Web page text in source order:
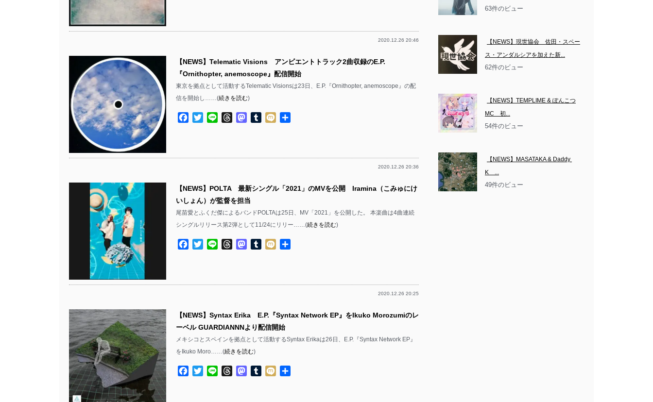
2020.12.26 20:46
【NEWS】Telematic Visions アンビエントトラック2曲収録のE.P.
『Ornithopter, anemoscope』配信開始
東京を拠点として活動するTelematic Visionsは23日、E.P.『Ornithopter, anemoscope』の配
信を開始し……(続きを読む)
Facebook
TwitterLine ThreadsMastodon
TumblrMixi
2020.12.26 20:36
【NEWS】POLTA 最新シングル「2021」のMVを公開 Iramina（こみゅにけ
いしょん）が監督を担当
尾苗愛とふくだ傑によるバンドPOLTAは25日、MV「2021」を公開した。 本楽曲は4曲連続
シングルリリース第2弾として11/24にリリー……(続きを読む)
Facebook
TwitterLine ThreadsMastodon
TumblrMixi
2020.12.26 20:25
【NEWS】Syntax Erika E.P.『Syntax Network EP』をIkuko Morozumiのレ
ーベル GUARDIANNNより配信開始
メキシコとスペインを拠点として活動するSyntax Erikaは26日、E.P.『Syntax Network EP』
をIkuko Moro……(続きを読む)
Facebook
TwitterLine ThreadsMastodon
TumblrMixi
63件のビュー
【NEWS】現世協会　佐田・スペー
ス・アンダルシアを加えた新...
62件のビュー
【NEWS】TEMPLIME & ぽんこつ
MC　初...
54件のビュー
【NEWS】MASATAKA & Daddy
K　...
49件のビュー